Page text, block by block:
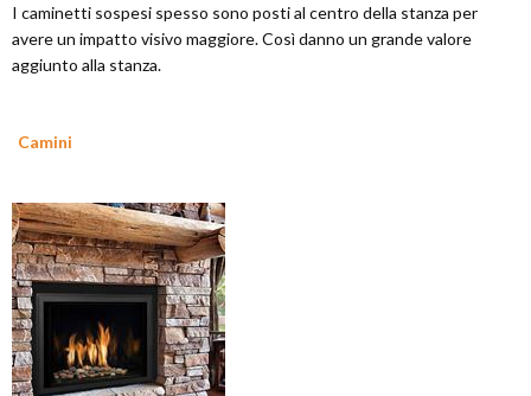
I caminetti sospesi spesso sono posti al centro della stanza per
avere un impatto visivo maggiore. Così danno un grande valore
aggiunto alla stanza.
Camini